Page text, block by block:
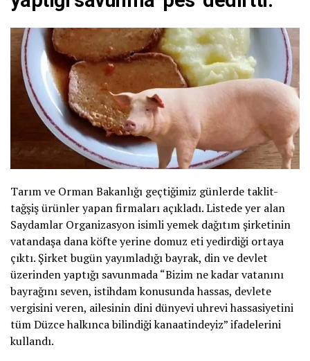
Tarım ve Orman Bakanlığı geçtiğimiz günlerde taklit-
tağşiş ürünler yapan firmaları açıkladı. Listede yer alan
Saydamlar Organizasyon isimli yemek dağıtım şirketinin
vatandaşa dana köfte yerine domuz eti yedirdiği ortaya
çıktı. Şirket bugün yayımladığı bayrak, din ve devlet
üzerinden yaptığı savunmada “Bizim ne kadar vatanını
bayrağını seven, istihdam konusunda hassas, devlete
vergisini veren, ailesinin dini dünyevi uhrevi hassasiyetini
tüm Düzce halkınca bilindiği kanaatindeyiz” ifadelerini
kullandı.